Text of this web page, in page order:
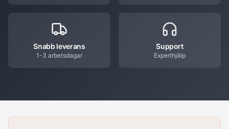
Snabb leverans
1-3 arbetsdagar
Support
Experthjälp